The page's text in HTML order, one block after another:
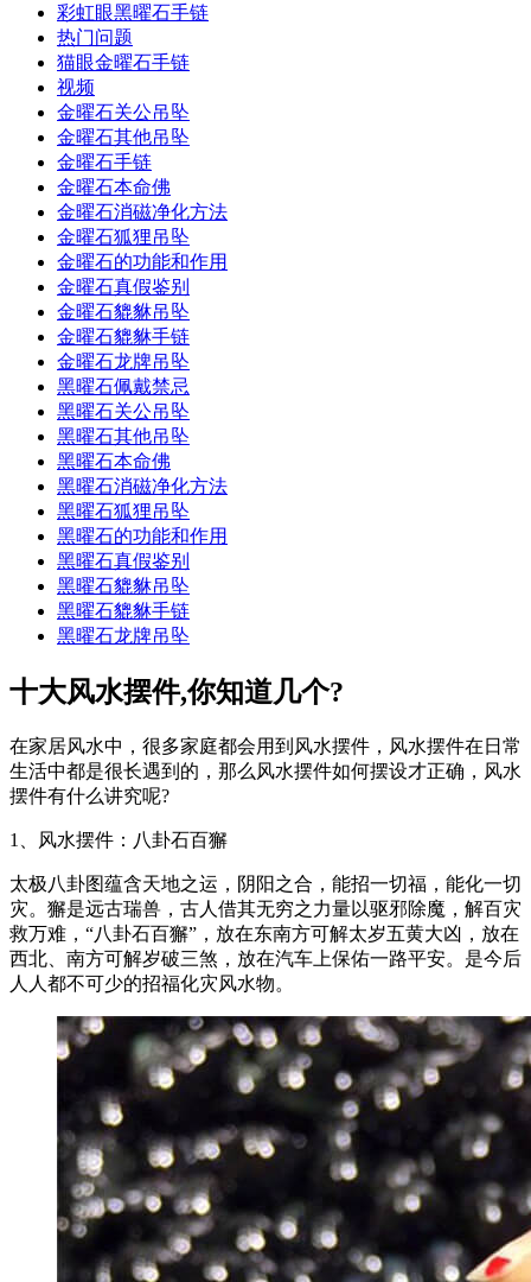
彩虹眼黑曜石手链
热门问题
猫眼金曜石手链
视频
金曜石关公吊坠
金曜石其他吊坠
金曜石手链
金曜石本命佛
金曜石消磁净化方法
金曜石狐狸吊坠
金曜石的功能和作用
金曜石真假鉴别
金曜石貔貅吊坠
金曜石貔貅手链
金曜石龙牌吊坠
黑曜石佩戴禁忌
黑曜石关公吊坠
黑曜石其他吊坠
黑曜石本命佛
黑曜石消磁净化方法
黑曜石狐狸吊坠
黑曜石的功能和作用
黑曜石真假鉴别
黑曜石貔貅吊坠
黑曜石貔貅手链
黑曜石龙牌吊坠
十大风水摆件,你知道几个?
在家居风水中，很多家庭都会用到风水摆件，风水摆件在日常
生活中都是很长遇到的，那么风水摆件如何摆设才正确，风水
摆件有什么讲究呢?
1、风水摆件：八卦石百獬
太极八卦图蕴含天地之运，阴阳之合，能招一切福，能化一切
灾。獬是远古瑞兽，古人借其无穷之力量以驱邪除魔，解百灾
救万难，“八卦石百獬”，放在东南方可解太岁五黄大凶，放在
西北、南方可解岁破三煞，放在汽车上保佑一路平安。是今后
人人都不可少的招福化灾风水物。